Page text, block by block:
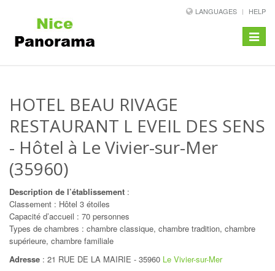
LANGUAGES HELP
Toggle
HOTEL BEAU RIVAGE
RESTAURANT L EVEIL DES SENS
- Hôtel à Le Vivier-sur-Mer
(35960)
Description de l’établissement :
Classement : Hôtel 3 étoiles
Capacité d’accueil : 70 personnes
Types de chambres : chambre classique, chambre tradition, chambre
supérieure, chambre familiale
Adresse : 21 RUE DE LA MAIRIE - 35960 Le Vivier-sur-Mer